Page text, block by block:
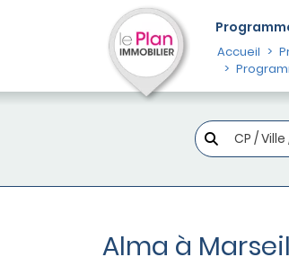
Accueil
Alma à